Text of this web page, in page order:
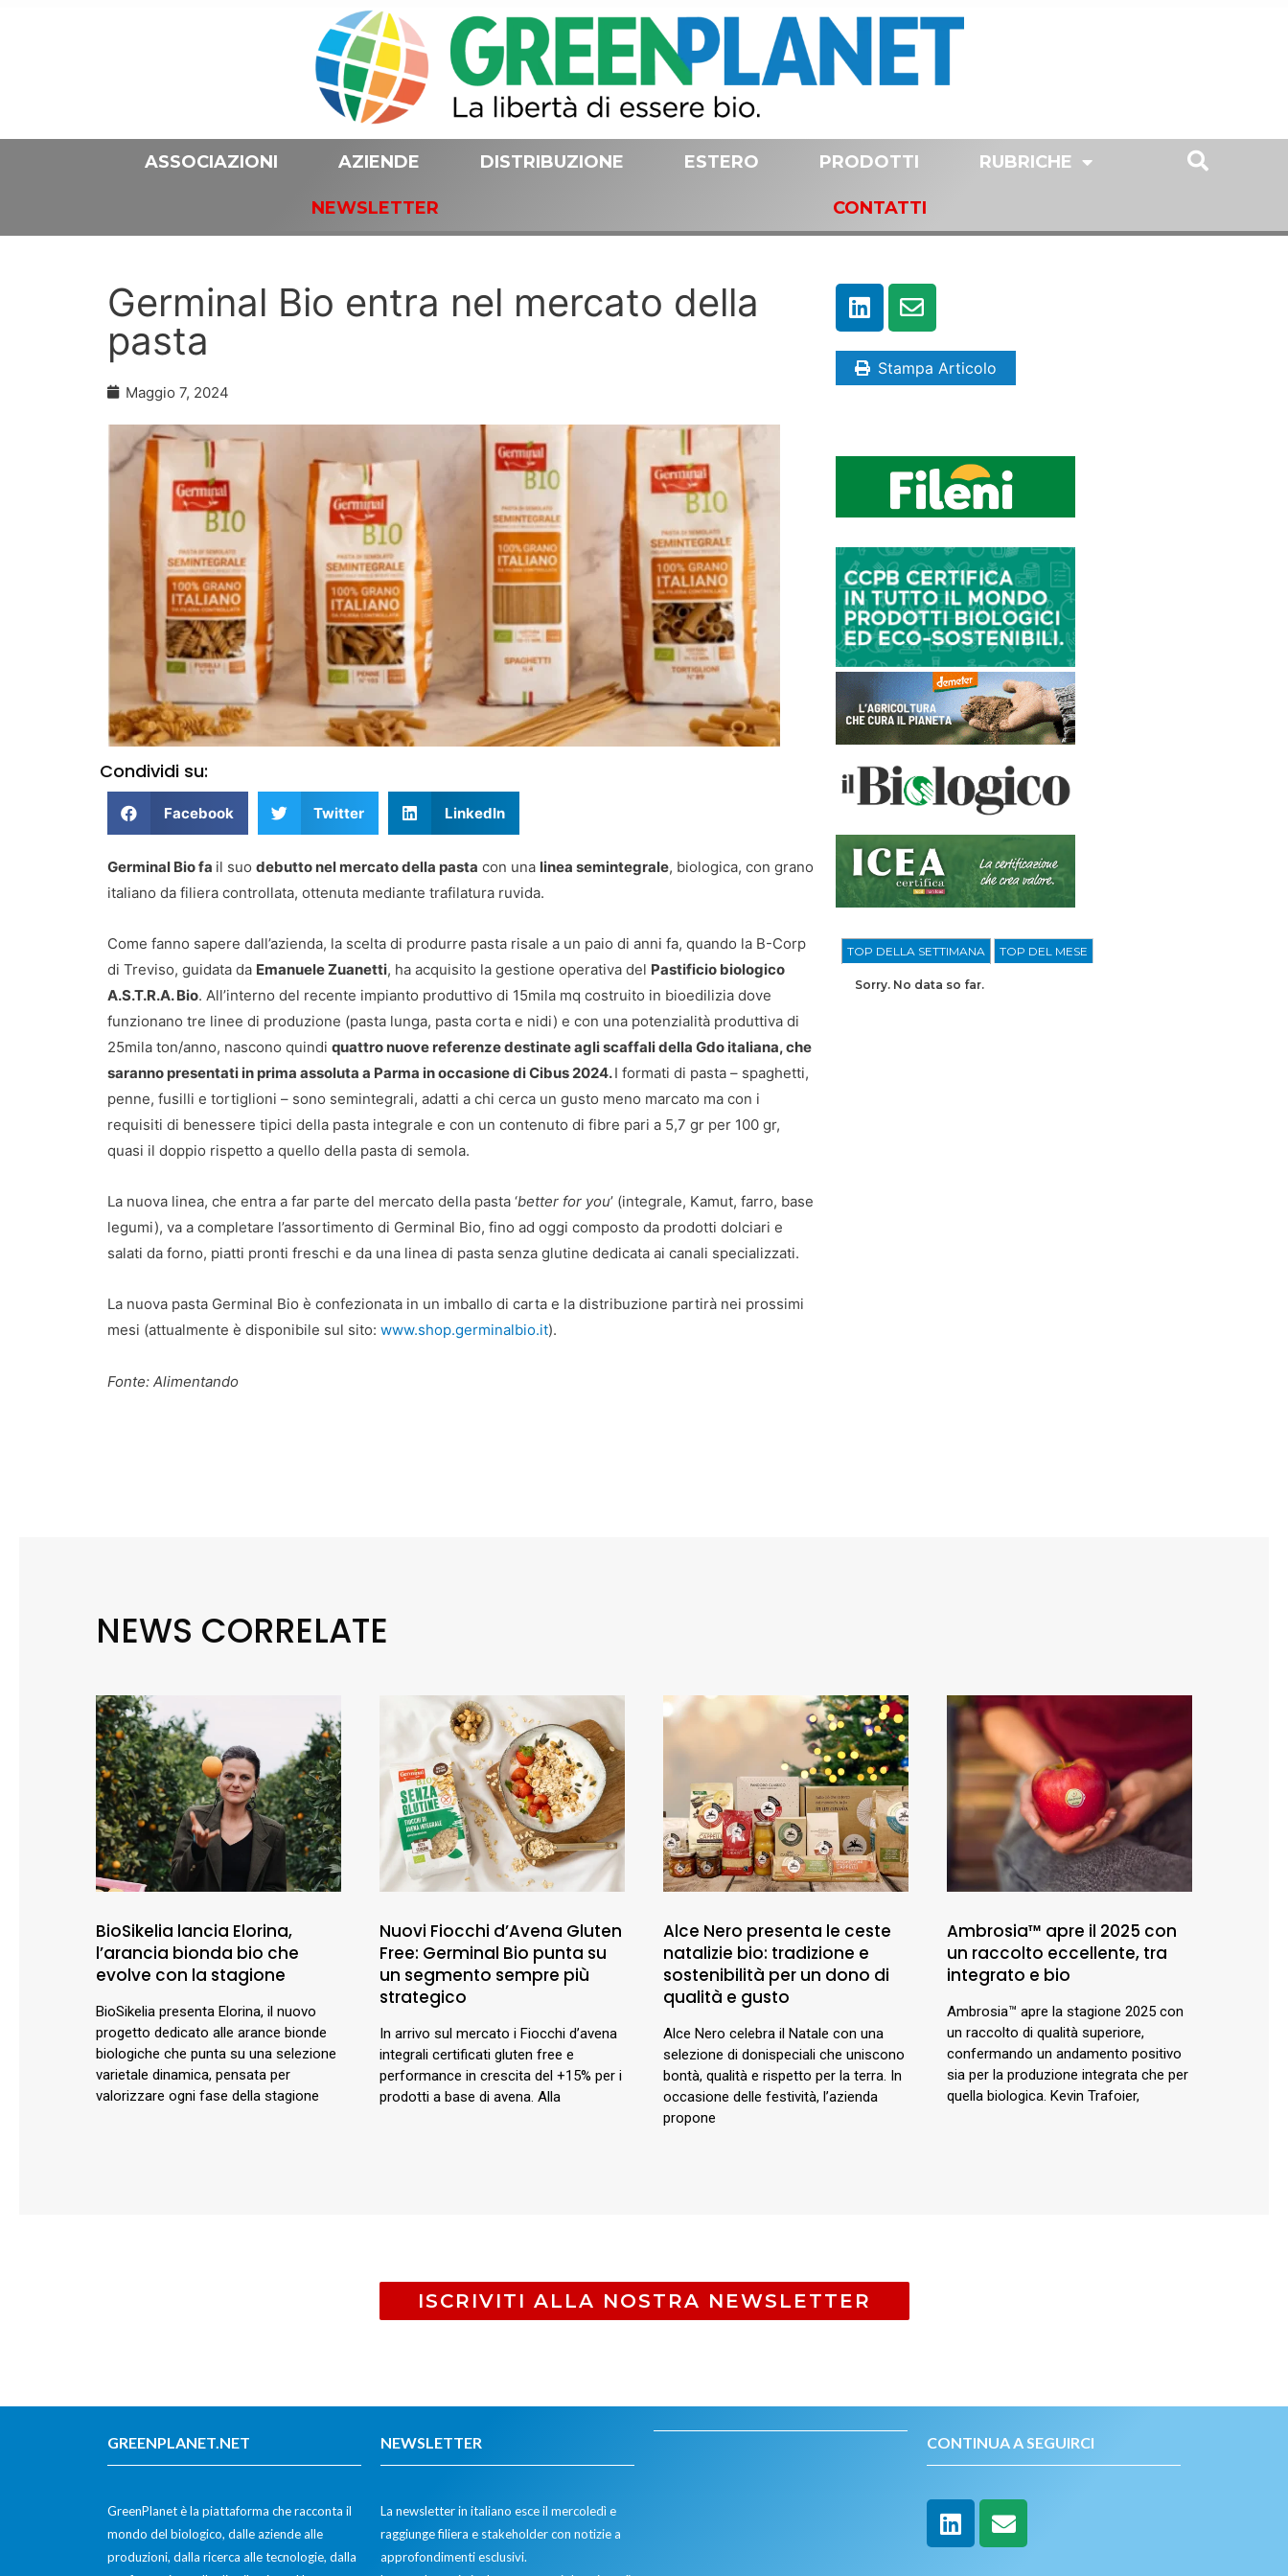
ASSOCIAZIONI AZIENDE DISTRIBUZIONE ESTERO PRODOTTI RUBRICHE
NEWSLETTER CONTATTI
Germinal Bio entra nel mercato della
pasta
Maggio 7, 2024
Condividi su:
Facebook Twitter LinkedIn
Germinal Bio fa il suo debutto nel mercato della pasta con una linea semintegrale, biologica, con grano
italiano da filiera controllata, ottenuta mediante trafilatura ruvida.
Come fanno sapere dall’azienda, la scelta di produrre pasta risale a un paio di anni fa, quando la B-Corp
di Treviso, guidata da Emanuele Zuanetti, ha acquisito la gestione operativa del Pastificio biologico
A.S.T.R.A. Bio. All’interno del recente impianto produttivo di 15mila mq costruito in bioedilizia dove
funzionano tre linee di produzione (pasta lunga, pasta corta e nidi) e con una potenzialità produttiva di
25mila ton/anno, nascono quindi quattro nuove referenze destinate agli scaffali della Gdo italiana, che
saranno presentati in prima assoluta a Parma in occasione di Cibus 2024.I formati di pasta – spaghetti,
penne, fusilli e tortiglioni – sono semintegrali, adatti a chi cerca un gusto meno marcato ma con i
requisiti di benessere tipici della pasta integrale e con un contenuto di fibre pari a 5,7 gr per 100 gr,
quasi il doppio rispetto a quello della pasta di semola.
La nuova linea, che entra a far parte del mercato della pasta ‘better for you’ (integrale, Kamut, farro, base
legumi), va a completare l’assortimento di Germinal Bio, fino ad oggi composto da prodotti dolciari e
salati da forno, piatti pronti freschi e da una linea di pasta senza glutine dedicata ai canali specializzati.
La nuova pasta Germinal Bio è confezionata in un imballo di carta e la distribuzione partirà nei prossimi
mesi (attualmente è disponibile sul sito: www.shop.germinalbio.it).
Fonte: Alimentando
Stampa Articolo
TOP DELLA SETTIMANA TOP DEL MESE
Sorry. No data so far.
NEWS CORRELATE
BioSikelia lancia Elorina,
l’arancia bionda bio che
evolve con la stagione
BioSikelia presenta Elorina, il nuovo
progetto dedicato alle arance bionde
biologiche che punta su una selezione
varietale dinamica, pensata per
valorizzare ogni fase della stagione
Nuovi Fiocchi d’Avena Gluten
Free: Germinal Bio punta su
un segmento sempre più
strategico
In arrivo sul mercato i Fiocchi d’avena
integrali certificati gluten free e
performance in crescita del +15% per i
prodotti a base di avena. Alla
Alce Nero presenta le ceste
natalizie bio: tradizione e
sostenibilità per un dono di
qualità e gusto
Alce Nero celebra il Natale con una
selezione di donispeciali che uniscono
bontà, qualità e rispetto per la terra. In
occasione delle festività, l’azienda
propone
Ambrosia™ apre il 2025 con
un raccolto eccellente, tra
integrato e bio
Ambrosia™ apre la stagione 2025 con
un raccolto di qualità superiore,
confermando un andamento positivo
sia per la produzione integrata che per
quella biologica. Kevin Trafoier,
ISCRIVITI ALLA NOSTRA NEWSLETTER
GREENPLANET.NET
GreenPlanet è la piattaforma che racconta il
mondo del biologico, dalle aziende alle
produzioni, dalla ricerca alle tecnologie, dalla
NEWSLETTER
La newsletter in italiano esce il mercoledì e
raggiunge filiera e stakeholder con notizie a
approfondimenti esclusivi.
CONTINUA A SEGUIRCI